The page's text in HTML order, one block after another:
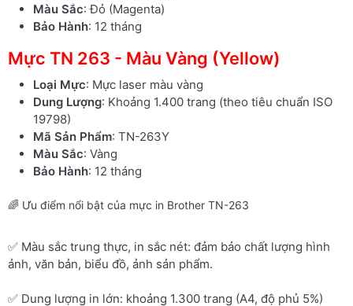
Màu Sắc: Đỏ (Magenta)
Bảo Hành: 12 tháng
Mực TN 263 - Màu Vàng (Yellow)
Loại Mực: Mực laser màu vàng
Dung Lượng: Khoảng 1.400 trang (theo tiêu chuẩn ISO
19798)
Mã Sản Phẩm: TN-263Y
Màu Sắc: Vàng
Bảo Hành: 12 tháng
🌈 Ưu điểm nổi bật của mực in Brother TN-263
✅ Màu sắc trung thực, in sắc nét: đảm bảo chất lượng hình
ảnh, văn bản, biểu đồ, ảnh sản phẩm.
✅ Dung lượng in lớn: khoảng 1.300 trang (A4, độ phủ 5%)